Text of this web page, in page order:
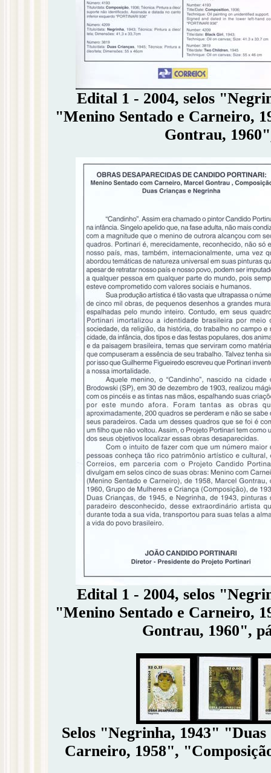
Edital 1 - 2004, selos
"Menino Sentado e Carneiro,
Gontrau,
Edital 1 - 2004, selos
"Menino Sentado e Carneiro,
Gontrau, 1960",
Selos "Negrinha, 1943"
Carneiro, 1958",